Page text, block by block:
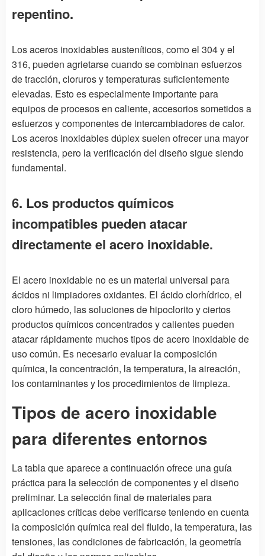
repentino.
Los aceros inoxidables austeníticos, como el 304 y el
316, pueden agrietarse cuando se combinan esfuerzos
de tracción, cloruros y temperaturas suficientemente
elevadas. Esto es especialmente importante para
equipos de procesos en caliente, accesorios sometidos a
esfuerzos y componentes de intercambiadores de calor.
Los aceros inoxidables dúplex suelen ofrecer una mayor
resistencia, pero la verificación del diseño sigue siendo
fundamental.
6. Los productos químicos
incompatibles pueden atacar
directamente el acero inoxidable.
El acero inoxidable no es un material universal para
ácidos ni limpiadores oxidantes. El ácido clorhídrico, el
cloro húmedo, las soluciones de hipoclorito y ciertos
productos químicos concentrados y calientes pueden
atacar rápidamente muchos tipos de acero inoxidable de
uso común. Es necesario evaluar la composición
química, la concentración, la temperatura, la aireación,
los contaminantes y los procedimientos de limpieza.
Tipos de acero inoxidable
para diferentes entornos
La tabla que aparece a continuación ofrece una guía
práctica para la selección de componentes y el diseño
preliminar. La selección final de materiales para
aplicaciones críticas debe verificarse teniendo en cuenta
la composición química real del fluido, la temperatura, las
tensiones, las condiciones de fabricación, la geometría